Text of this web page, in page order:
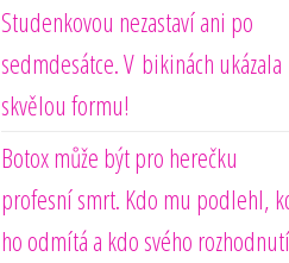
Studenkovou nezastaví ani po
sedmdesátce. V bikinách ukázala
skvělou formu!
Botox může být pro herečku
profesní smrt. Kdo mu podlehl,
ho odmítá a kdo svého rozhodnutí